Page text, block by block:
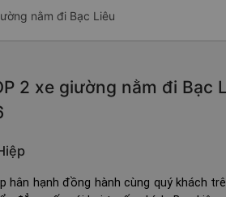
nằm đi Bạc Liêu
2 xe giường nằm đi Bạc
hân hạnh đồng hành cùng quý khách